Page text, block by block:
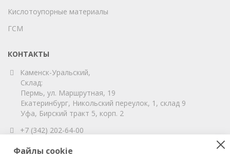
Кислотоупорные материалы
ГСМ
КОНТАКТЫ
Каменск-Уральский,
Склад:
Пермь, ул. Маршрутная, 19
Екатеринбург, Никольский переулок, 1, склад 9
Уфа, Бирский тракт 5, корп. 2
+7 (342) 202-64-00
info@vitahim-perm.ru
Файлы cookie